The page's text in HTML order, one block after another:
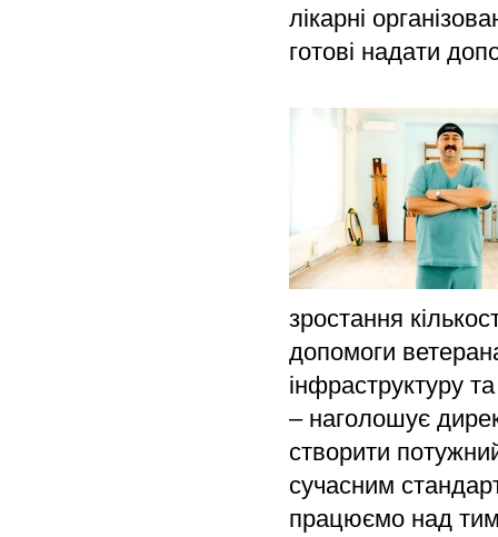
лікарні
готові надати
зростання
допомоги
інфраструктуру
– наголошує
створити
сучасним
працюємо над